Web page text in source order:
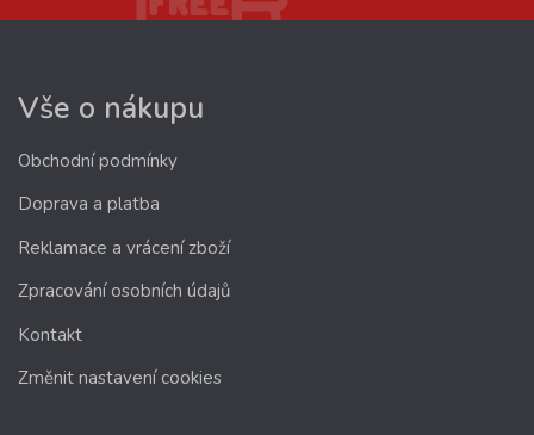
Vše o nákupu
Obchodní podmínky
Doprava a platba
Reklamace a vrácení zboží
Zpracování osobních údajů
Kontakt
Změnit nastavení cookies